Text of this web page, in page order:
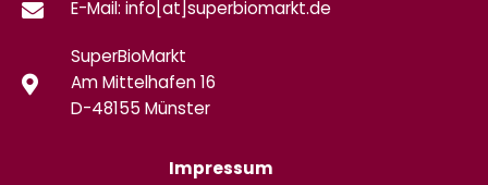
E-Mail: info[at]superbiomarkt.de
SuperBioMarkt
Am Mittelhafen 16
D-48155 Münster
Impressum